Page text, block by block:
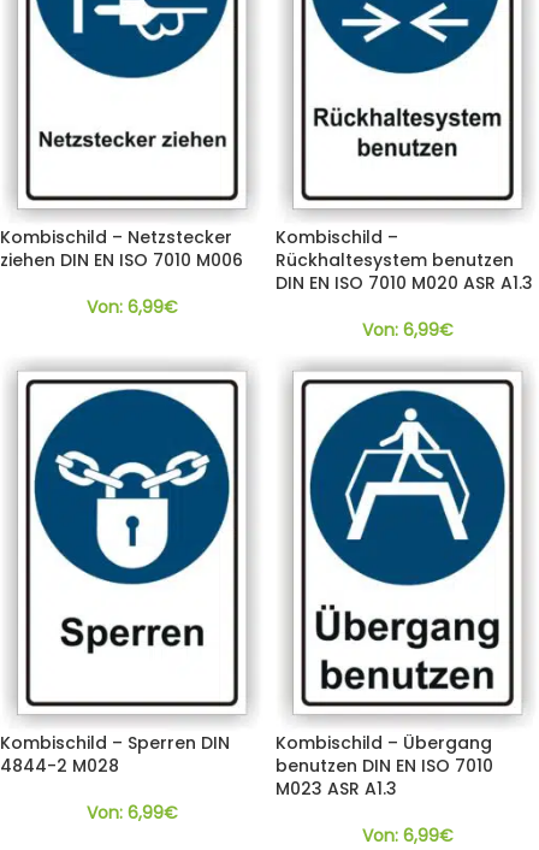
Kombischild – Netzstecker
ziehen DIN EN ISO 7010 M006
Von: 6,99€
Kombischild –
Rückhaltesystem benutzen
DIN EN ISO 7010 M020 ASR A1.3
Von: 6,99€
Kombischild – Sperren DIN
4844-2 M028
Von: 6,99€
Kombischild – Übergang
benutzen DIN EN ISO 7010
M023 ASR A1.3
Von: 6,99€